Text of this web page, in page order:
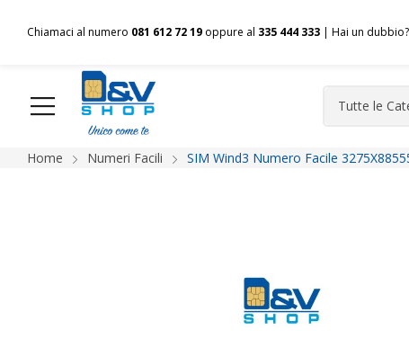
Chiamaci al numero 081 612 72 19 oppure al 335 444 333 | Hai un dubbio?
HOME Chi siamo Shop Spedizioni Pagamenti
Home Numeri Facili SIM Wind3 Numero Facile